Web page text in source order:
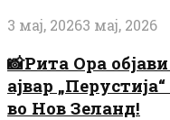
3 мај, 20263 мај, 2026
📸Рита Ора
ајвар
во Нов Зеланд!